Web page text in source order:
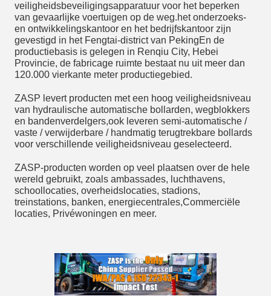
veiligheidsbeveiligingsapparatuur voor het beperken
van gevaarlijke voertuigen op de weg.het onderzoeks-
en ontwikkelingskantoor en het bedrijfskantoor zijn
gevestigd in het Fengtai-district van PekingEn de
productiebasis is gelegen in Renqiu City, Hebei
Provincie, de fabricage ruimte bestaat nu uit meer dan
120.000 vierkante meter productiegebied.
ZASP levert producten met een hoog veiligheidsniveau
van hydraulische automatische bollarden, wegblokkers
en bandenverdelgers,ook leveren semi-automatische /
vaste / verwijderbare / handmatig terugtrekbare bollards
voor verschillende veiligheidsniveau geselecteerd.
ZASP-producten worden op veel plaatsen over de hele
wereld gebruikt, zoals ambassades, luchthavens,
schoollocaties, overheidslocaties, stadions,
treinstations, banken, energiecentrales,Commerciële
locaties, Privéwoningen en meer.